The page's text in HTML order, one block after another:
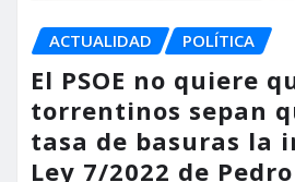
ACTUALIDAD POLÍTICA
El PSOE no quiere
torrentinos sepan
tasa de basuras la
Ley 7/2022 de